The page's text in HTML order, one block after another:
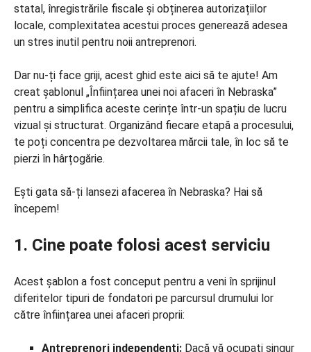
statal, înregistrările fiscale și obținerea autorizațiilor
locale, complexitatea acestui proces generează adesea
un stres inutil pentru noii antreprenori.
Dar nu-ți face griji, acest ghid este aici să te ajute! Am
creat șablonul „Înființarea unei noi afaceri în Nebraska”
pentru a simplifica aceste cerințe într-un spațiu de lucru
vizual și structurat. Organizând fiecare etapă a procesului,
te poți concentra pe dezvoltarea mărcii tale, în loc să te
pierzi în hârțogărie.
Ești gata să-ți lansezi afacerea în Nebraska? Hai să
începem!
1. Cine poate folosi acest serviciu
Acest șablon a fost conceput pentru a veni în sprijinul
diferitelor tipuri de fondatori pe parcursul drumului lor
către înființarea unei afaceri proprii:
Antreprenori independenți: Dacă vă ocupați singur